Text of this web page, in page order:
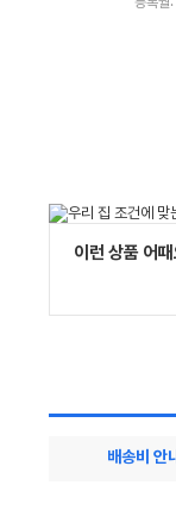
이런 상품 어
배송비 안